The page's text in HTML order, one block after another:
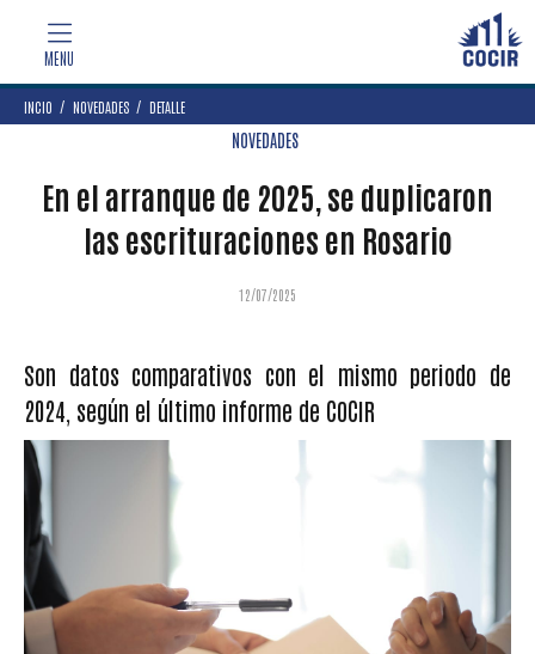
INCIO NOVEDADES DETALLE
NOVEDADES
En el arranque de 2025, se duplicaron
las escrituraciones en Rosario
12/07/2025
Son datos comparativos con el mismo periodo de
2024, según el último informe de COCIR